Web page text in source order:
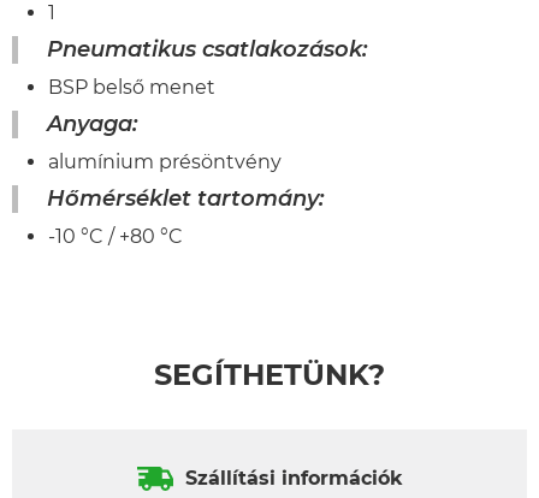
1
Pneumatikus csatlakozások:
BSP belső menet
Anyaga:
alumínium présöntvény
Hőmérséklet tartomány:
-10 °C / +80 °C
SEGÍTHETÜNK?
Szállítási információk